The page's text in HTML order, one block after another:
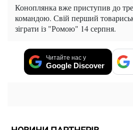
Коноплянка вже приступив до
командою. Свій перший
зіграти із "Ромою" 14 серпня.
Читайте нас у
Google Discover